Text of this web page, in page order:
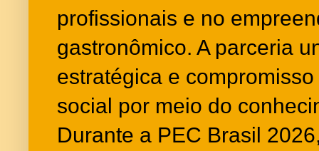
profissionais e no
gastronômico. A parceria
estratégica e
social por meio do
Durante a PEC Brasil